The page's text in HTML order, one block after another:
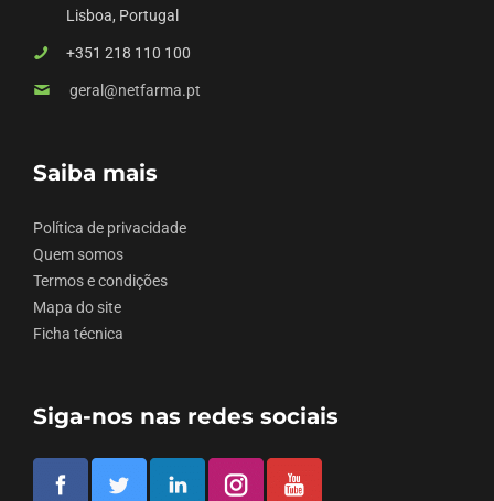
Lisboa, Portugal
+351 218 110 100
geral@netfarma.pt
Saiba mais
Política de privacidade
Quem somos
Termos e condições
Mapa do site
Ficha técnica
Siga-nos nas redes sociais